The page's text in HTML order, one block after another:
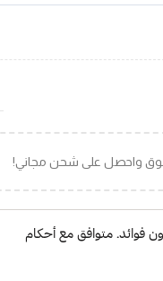
واحصل على شحن مجاني!